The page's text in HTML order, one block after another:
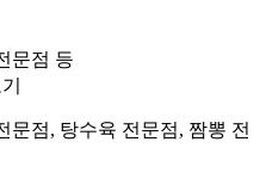
문점 등
문점, 탕수육 전문점, 짬뽕 전